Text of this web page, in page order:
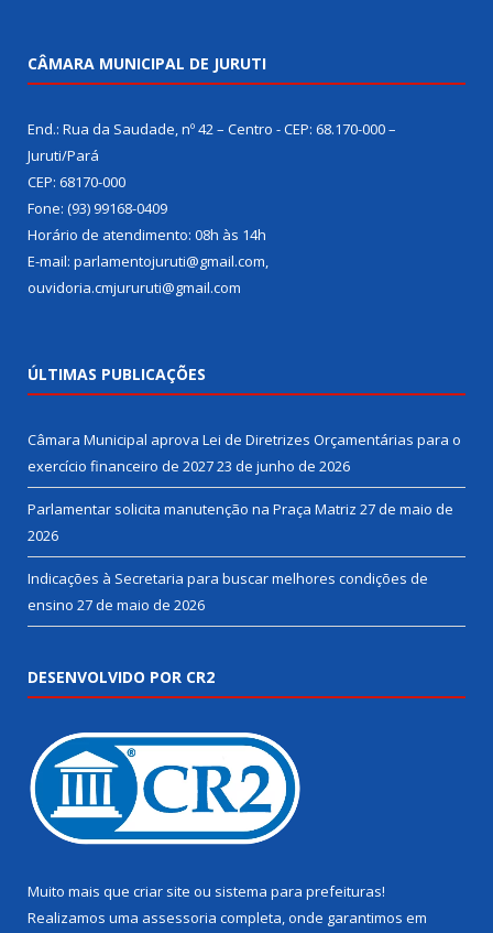
CÂMARA MUNICIPAL DE JURUTI
End.: Rua da Saudade, nº 42 – Centro - CEP: 68.170-000 –
Juruti/Pará
CEP: 68170-000
Fone: (93) 99168-0409
Horário de atendimento: 08h às 14h
E-mail: parlamentojuruti@gmail.com,
ouvidoria.cmjururuti@gmail.com
ÚLTIMAS PUBLICAÇÕES
Câmara Municipal aprova Lei de Diretrizes Orçamentárias para o
exercício financeiro de 202723 de junho de 2026
Parlamentar solicita manutenção na Praça Matriz 27 de maio de
2026
Indicações à Secretaria para buscar melhores condições de
ensino 27 de maio de 2026
DESENVOLVIDO POR CR2
Muito mais que criar site ou sistema para prefeituras!
Realizamos uma assessoria completa, onde garantimos em